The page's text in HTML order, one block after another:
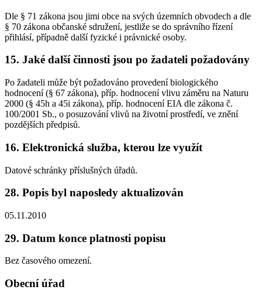
Dle § 71 zákona jsou jimi obce na svých územních obvodech a dle
§ 70 zákona občanské sdružení, jestliže se do správního řízení
přihlásí, případně další fyzické i právnické osoby.
15. Jaké další činnosti jsou po žadateli požadovány
Po žadateli může být požadováno provedení biologického
hodnocení (§ 67 zákona), příp. hodnocení vlivu záměru na Naturu
2000 (§ 45h a 45i zákona), příp. hodnocení EIA dle zákona č.
100/2001 Sb., o posuzování vlivů na životní prostředí, ve znění
pozdějších předpisů.
16. Elektronická služba, kterou lze využít
Datové schránky příslušných úřadů.
28. Popis byl naposledy aktualizován
05.11.2010
29. Datum konce platnosti popisu
Bez časového omezení.
Obecní úřad